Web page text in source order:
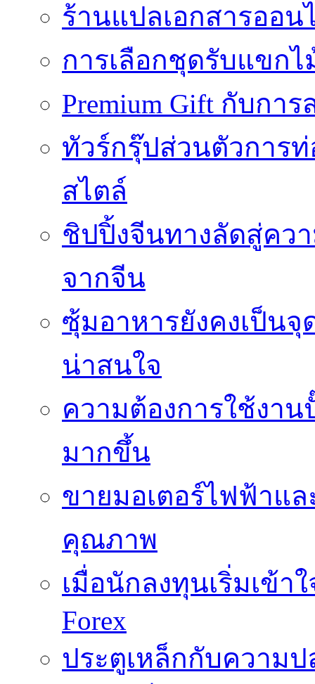
ร้านแปลเอกสารออน
การเลือกชุดรับแขก
Premium Gift กับกา
ทัวร์กรุ๊ปส่วนตัวการ
สไตล์
ชิปปิ้งจีนทางลัดสู่คว
จากจีน
ซุ้มอาหารยังคงเป็น
น่าสนใจ
ความต้องการใช้งา
มากขึ้น
ขายมอเตอร์ไฟฟ้าแ
คุณภาพ
เมื่อนักลงทุนเริ่มเข้า
Forex
ประตูเหล็กกับความ